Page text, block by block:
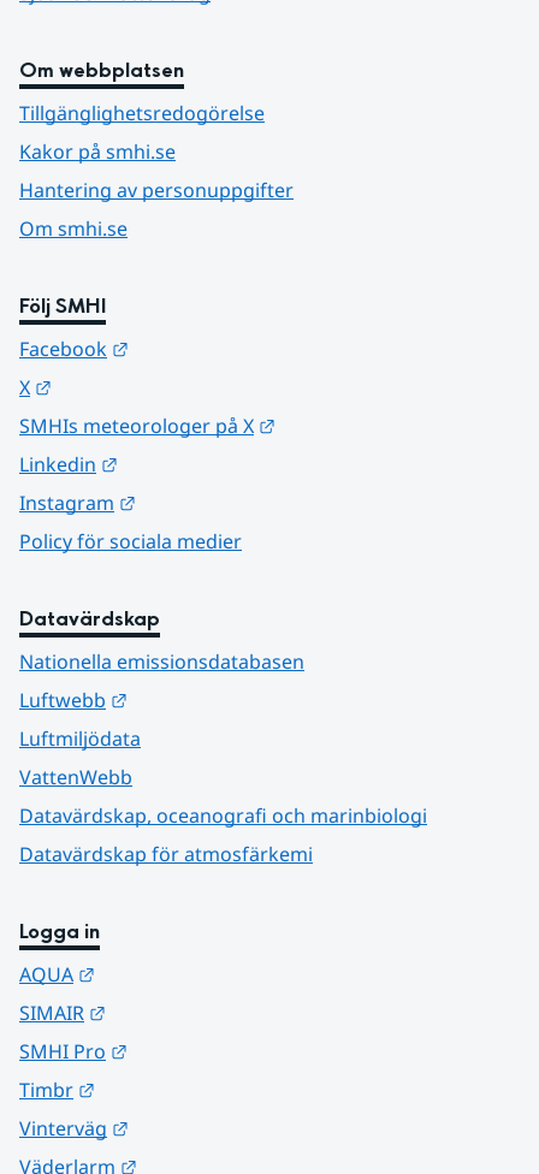
Om webbplatsen
Tillgänglighetsredogörelse
Kakor på smhi.se
Hantering av personuppgifter
Om smhi.se
Följ SMHI
Facebook
X
SMHIs meteorologer på X
Linkedin
Instagram
Policy för sociala medier
Datavärdskap
Nationella emissionsdatabasen
Luftwebb
Luftmiljödata
VattenWebb
Datavärdskap, oceanografi och marinbiologi
Datavärdskap för atmosfärkemi
Logga in
AQUA
SIMAIR
SMHI Pro
Timbr
Vinterväg
Väderlarm